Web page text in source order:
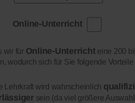
Online-Unterricht
wir für Online-Unterrichteine 200
wodurch sich für Sie folgende
Lehrkraft wird wahrscheinlich
sein (da viel größere